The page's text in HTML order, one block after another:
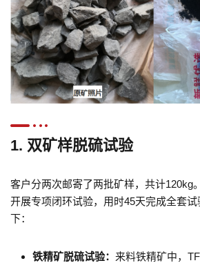
1. 双矿样脱硫试验
客户分两次邮寄了两批矿样，共计120kg
开展专项闭环试验，用时45天完成全套
下：
铁精矿脱硫试验： 来料铁精矿中，